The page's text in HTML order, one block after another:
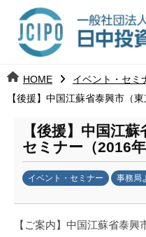
ツ 日
中
投
資
進
j
c
HOME
イベント・セミ
【後援】中国江蘇省泰興市（
【後援】中国江
セミナー（2016年
イベント・セミナー 事務局
k
【ご案内】中国江蘇省泰
日
中
資
進
機
構